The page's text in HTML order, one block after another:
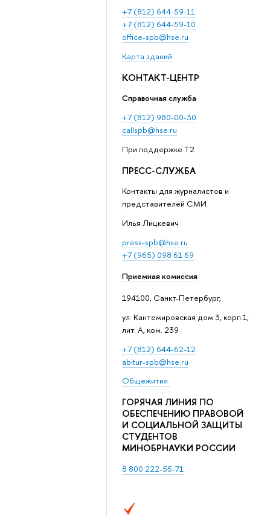
+7 (812) 644-59-11
+7 (812) 644-59-10
office-spb@hse.ru
Карта зданий
КОНТАКТ-ЦЕНТР
Справочная служба
+7 (812) 980-00-30
callspb@hse.ru
При поддержке T2
ПРЕСС-СЛУЖБА
Контакты для журналистов и
представителей СМИ
Илья Лицкевич
press-spb@hse.ru
+7 (965) 098 61 69
Приемная комиссия
194100, Санкт-Петербург,
ул. Кантемировская дом 3, корп.1,
лит. А, ком. 239
+7 (812) 644-62-12
abitur-spb@hse.ru
Общежития
ГОРЯЧАЯ ЛИНИЯ ПО
ОБЕСПЕЧЕНИЮ ПРАВОВОЙ
И СОЦИАЛЬНОЙ ЗАЩИТЫ
СТУДЕНТОВ
МИНОБРНАУКИ РОССИИ
8 800 222-55-71